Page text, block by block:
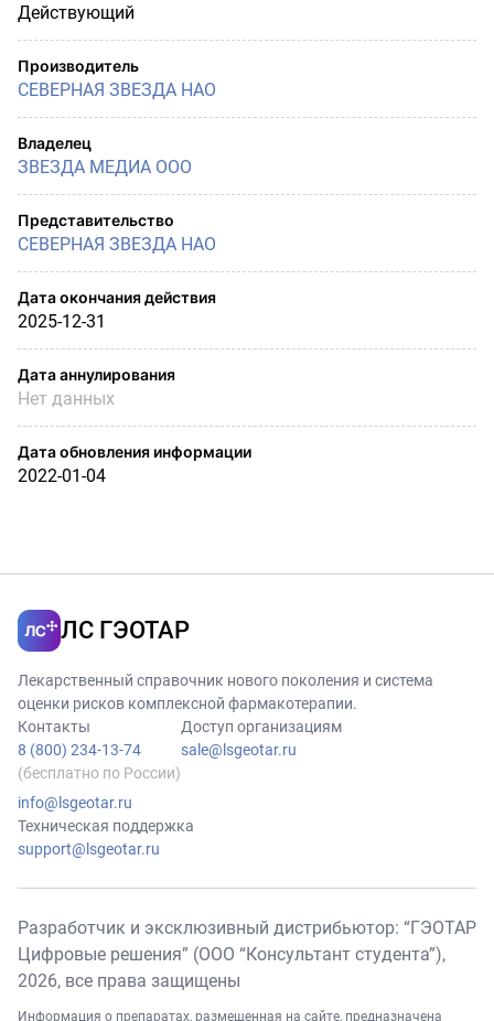
Действующий
Производитель
СЕВЕРНАЯ ЗВЕЗДА НАО
Владелец
ЗВЕЗДА МЕДИА ООО
Представительство
СЕВЕРНАЯ ЗВЕЗДА НАО
Дата окончания действия
2025-12-31
Дата аннулирования
Нет данных
Дата обновления информации
2022-01-04
ЛС ГЭОТАР
Лекарственный справочник нового поколения и система
оценки рисков комплексной фармакотерапии.
Контакты
8 (800) 234-13-74
(бесплатно по России)
info@lsgeotar.ru
Доступ организациям
sale@lsgeotar.ru
Техническая поддержка
support@lsgeotar.ru
Разработчик и эксклюзивный дистрибьютор: “ГЭОТАР
Цифровые решения” (ООО “Консультант студента”),
2026, все права защищены
Информация о препаратах, размещенная на сайте, предназначена